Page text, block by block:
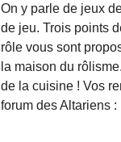
On y parle de jeux
de jeu. Trois points
rôle vous sont
la maison du
de la cuisine ! Vos
forum des Altariens